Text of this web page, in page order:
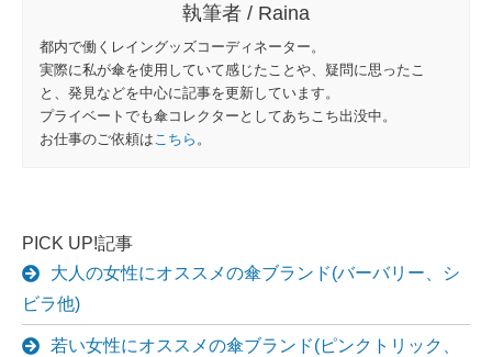
執筆者 / Raina
都内で働くレイングッズコーディネーター。
実際に私が傘を使用していて感じたことや、疑問に思ったこ
と、発見などを中心に記事を更新しています。
プライベートでも傘コレクターとしてあちこち出没中。
お仕事のご依頼は こちら 。
PICK UP!記事
大人の女性にオススメの傘ブランド(バーバリー、シ
ビラ他)
若い女性にオススメの傘ブランド(ピンクトリック、